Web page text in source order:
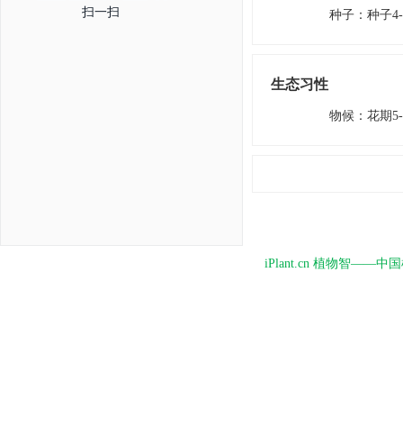
扫一扫
种子 ： 种子
生态习性
物候 ： 花期
iPlant.cn 植物智——中国